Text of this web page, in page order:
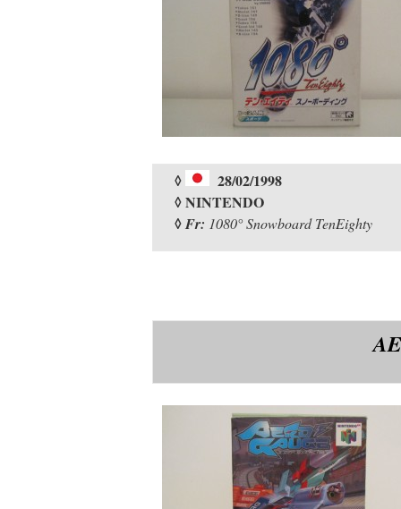
◊
28/02/1998
◊ NINTENDO
◊Fr: 1080° Snowboard TenEighty